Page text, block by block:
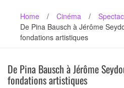
Home / Cinéma /
De Pina Bausch à Jérôme
fondations artistiques
De Pina Bausch à Jérôme
fondations artistiques